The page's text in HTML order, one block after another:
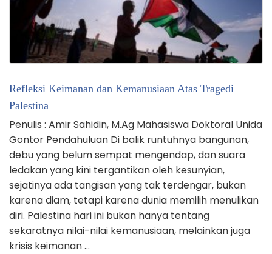
Refleksi Keimanan dan Kemanusiaan Atas Tragedi
Palestina
Penulis : Amir Sahidin, M.Ag Mahasiswa Doktoral Unida
Gontor Pendahuluan Di balik runtuhnya bangunan,
debu yang belum sempat mengendap, dan suara
ledakan yang kini tergantikan oleh kesunyian,
sejatinya ada tangisan yang tak terdengar, bukan
karena diam, tetapi karena dunia memilih menulikan
diri. Palestina hari ini bukan hanya tentang
sekaratnya nilai-nilai kemanusiaan, melainkan juga
krisis keimanan …